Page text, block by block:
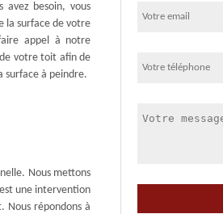
besoin, vous
la surface de votre
appel à notre
votre toit afin de
à peindre.
Nous mettons
une intervention
répondons à